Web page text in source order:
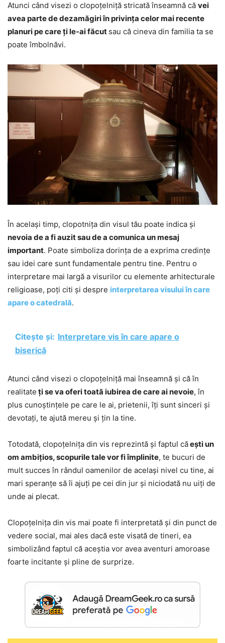
Atunci când visezi o clopoțelniță stricată înseamnă că vei
avea parte de dezamăgiri în privința celor mai recente
planuri pe care ți le-ai făcut sau că cineva din familia ta se
poate îmbolnăvi.
În același timp, clopotnița din visul tău poate indica și
nevoia de a fi auzit sau de a comunica un mesaj
important. Poate simboliza dorința de a exprima credințe
sau idei care sunt fundamentale pentru tine. Pentru o
interpretare mai largă a visurilor cu elemente arhitecturale
religioase, poți citi și despre interpretarea visului în care
apare o catedrală.
Citește și: Interpretare vis în care apare o
biserică
Atunci când visezi o clopoțelniță mai înseamnă și că în
realitate ți se va oferi toată iubirea de care ai nevoie, în
plus cunoștințele pe care le ai, prietenii, îți sunt sinceri și
devotați, te ajută mereu și țin la tine.
Totodată, clopoțelnița din vis reprezintă și faptul căești un
om ambițios, scopurile tale vor fi împlinite, te bucuri de
mult succes în rândul oamenilor de același nivel cu tine, ai
mari speranțe să îi ajuți pe cei din jur și niciodată nu uiți de
unde ai plecat.
Clopoțelnița din vis mai poate fi interpretată și din punct de
vedere social, mai ales dacă este visată de tineri, ea
simbolizând faptul că aceștia vor avea aventuri amoroase
foarte incitante și pline de surprize.